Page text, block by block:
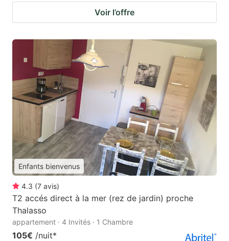
Voir l’offre
Enfants bienvenus
4.3 (7 avis)
T2 accés direct à la mer (rez de jardin) proche
Thalasso
appartement · 4 Invités · 1 Chambre
105€ /nuit*